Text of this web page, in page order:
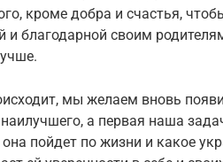
кроме добра и счастья,
и благодарной своим
мы желаем вновь
наилучшего, а первая наша
пойдет по жизни и какое